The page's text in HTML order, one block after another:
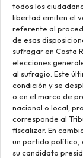
todos los
libertad emiten el
referente al
de esas
sufragar en Costa
elecciones
al sufragio. Este
condición y se
o en el marco de
nacional o local;
corresponde al
fiscalizar. En
un partido político,
su candidato